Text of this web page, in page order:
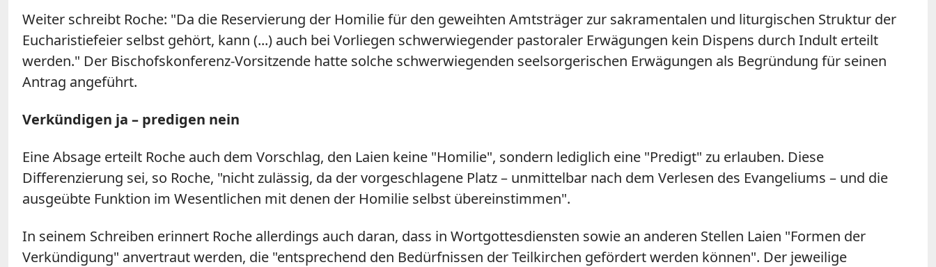
Weiter schreibt Roche: "Da die Reservierung der Homilie für den geweihten Amtsträger zur sakramentalen und liturgischen Struktur der
Eucharistiefeier selbst gehört, kann (...) auch bei Vorliegen schwerwiegender pastoraler Erwägungen kein Dispens durch Indult erteilt
werden." Der Bischofskonferenz-Vorsitzende hatte solche schwerwiegenden seelsorgerischen Erwägungen als Begründung für seinen
Antrag angeführt.
Verkündigen ja – predigen nein
Eine Absage erteilt Roche auch dem Vorschlag, den Laien keine "Homilie", sondern lediglich eine "Predigt" zu erlauben. Diese
Differenzierung sei, so Roche, "nicht zulässig, da der vorgeschlagene Platz – unmittelbar nach dem Verlesen des Evangeliums – und die
ausgeübte Funktion im Wesentlichen mit denen der Homilie selbst übereinstimmen".
In seinem Schreiben erinnert Roche allerdings auch daran, dass in Wortgottesdiensten sowie an anderen Stellen Laien "Formen der
Verkündigung" anvertraut werden, die "entsprechend den Bedürfnissen der Teilkirchen gefördert werden können". Der jeweilige